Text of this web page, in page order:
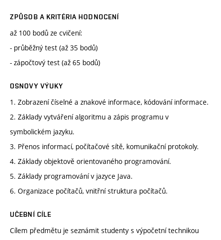
ZPŮSOB A KRITÉRIA HODNOCENÍ
až 100 bodů ze cvičení:
- průběžný test (až 35 bodů)
- zápočtový test (až 65 bodů)
OSNOVY VÝUKY
1. Zobrazení číselné a znakové informace, kódování informace.
2. Základy vytváření algoritmu a zápis programu v
symbolickém jazyku.
3. Přenos informací, počítačové sítě, komunikační protokoly.
4. Základy objektově orientovaného programování.
5. Základy programování v jazyce Java.
6. Organizace počítačů, vnitřní struktura počítačů.
UČEBNÍ CÍLE
Cílem předmětu je seznámit studenty s výpočetní technikou